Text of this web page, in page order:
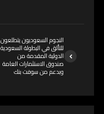
النجوم السعوديون يتطلعون
للتألق في البطولة السعودية
الدولية المقدمة من
صندوق الاستثمارات العامة
وبدعم من سوفت بنك